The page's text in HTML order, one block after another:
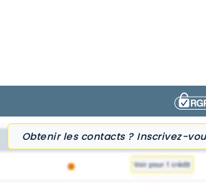
Obtenir les contacts ? Inscrivez-